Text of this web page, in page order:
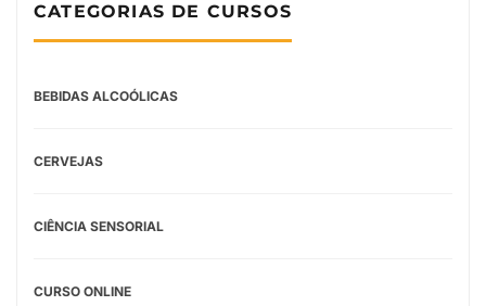
CATEGORIAS DE CURSOS
BEBIDAS ALCOÓLICAS
CERVEJAS
CIÊNCIA SENSORIAL
CURSO ONLINE